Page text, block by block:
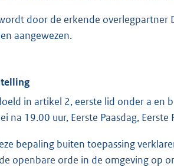
door de erkende
aangewezen.
in artikel 2, eerste lid onder a en
na 19.00 uur, Eerste Paasdag,
bepaling buiten toepassing
openbare orde in de omgeving op